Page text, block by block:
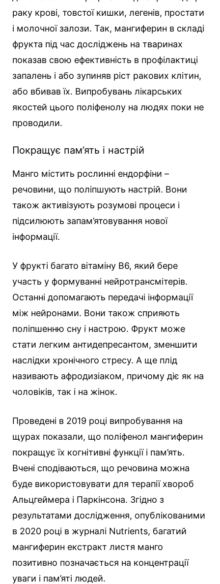
раку крові, товстої кишки, легенів, простати
і молочної залози. Так, мангиферин в складі
фрукта під час досліджень на тваринах
показав свою ефективність в профілактиці
запалень і або зупиняв ріст ракових клітин,
або вбивав їх. Випробувань лікарських
якостей цього поліфенолу на людях поки не
проводили.
Покращує пам’ять і настрій
Манго містить рослинні ендорфіни –
речовини, що поліпшують настрій. Вони
також активізують розумові процеси і
підсилюють запам’ятовування нової
інформації.
У фрукті багато вітаміну В6, який бере
участь у формуванні нейротрансмітерів.
Останні допомагають передачі інформації
між нейронами. Вони також сприяють
поліпшенню сну і настрою. Фрукт може
стати легким антидепресантом, зменшити
наслідки хронічного стресу. А ще плід
називають афродизіаком, причому діє як на
чоловіків, так і на жінок.
Проведені в 2019 році випробування на
щурах показали, що поліфенол мангиферин
покращує їх когнітивні функції і пам’ять.
Вчені сподіваються, що речовина можна
буде використовувати для терапії хвороб
Альцгеймера і Паркінсона. Згідно з
результатами дослідження, опублікованими
в 2020 році в журналі Nutrients, багатий
мангиферин екстракт листя манго
позитивно позначається на концентрації
уваги і пам’яті людей.